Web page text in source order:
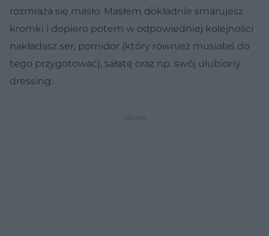
rozmraża się masło. Masłem dokładnie smarujesz
kromki i dopiero potem w odpowiedniej kolejności
nakładasz ser, pomidor (który również musiałaś do
tego przygotować), sałatę oraz np. swój ulubiony
dressing.